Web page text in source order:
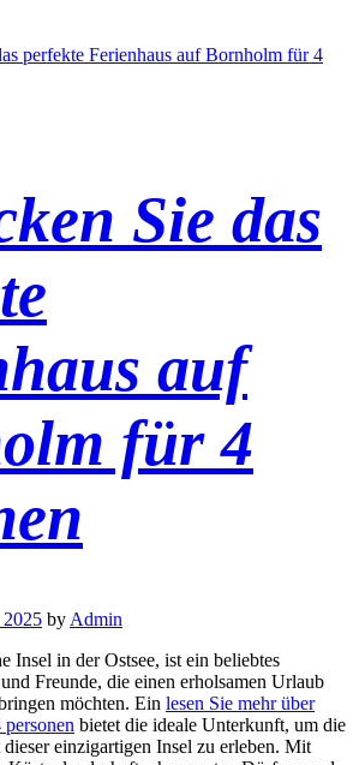
perfekte Ferienhaus auf Bornholm für 4
Sie das
auf
für 4
2025 by Admin
Insel in der Ostsee, ist ein beliebtes
Freunde, die einen erholsamen Urlaub
möchten. Ein lesen Sie mehr über
bietet die ideale Unterkunft, um die
einzigartigen Insel zu erleben. Mit